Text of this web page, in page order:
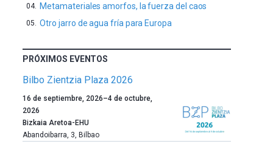
Metamateriales amorfos, la fuerza del caos
Otro jarro de agua fría para Europa
PRÓXIMOS EVENTOS
Bilbo Zientzia Plaza 2026
Un
año
más,
Bilbao
16 de septiembre, 2026–4 de octubre,
2026
Bizkaia Aretoa-EHU
Abandoibarra, 3, Bilbao